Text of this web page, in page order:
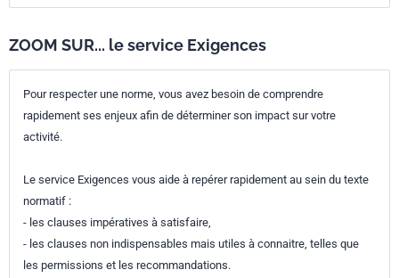
ZOOM SUR... le service Exigences
Pour respecter une norme, vous avez besoin de comprendre
rapidement ses enjeux afin de déterminer son impact sur votre
activité.
Le service Exigences vous aide à repérer rapidement au sein du texte
normatif :
- les clauses impératives à satisfaire,
- les clauses non indispensables mais utiles à connaitre, telles que
les permissions et les recommandations.